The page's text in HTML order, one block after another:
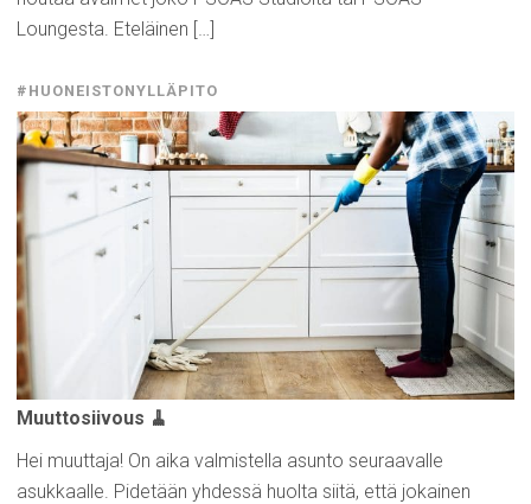
Loungesta. Eteläinen […]
#HUONEISTONYLLÄPITO
Muuttosiivous 🧹
Hei muuttaja! On aika valmistella asunto seuraavalle
asukkaalle. Pidetään yhdessä huolta siitä, että jokainen